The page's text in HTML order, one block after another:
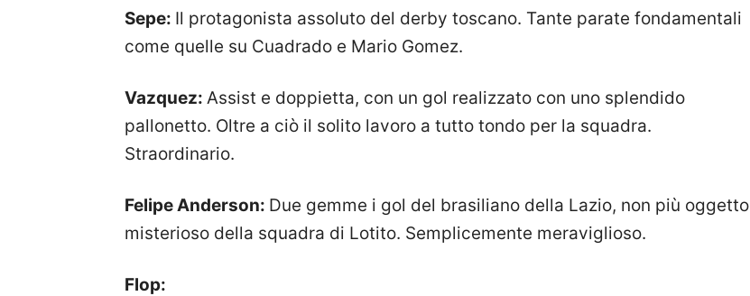
Sepe: Il protagonista assoluto del derby toscano. Tante parate fondamentali
come quelle su Cuadrado e Mario Gomez.
Vazquez: Assist e doppietta, con un gol realizzato con uno splendido
pallonetto. Oltre a ciò il solito lavoro a tutto tondo per la squadra.
Straordinario.
Felipe Anderson: Due gemme i gol del brasiliano della Lazio, non più oggetto
misterioso della squadra di Lotito. Semplicemente meraviglioso.
Flop: